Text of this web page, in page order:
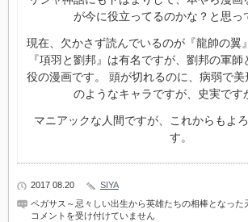
が今に役立ってるのかな？と思っ
現在、欠かさず読んでいるのが『龍帥の翼
『項羽と劉邦』は有名ですが、劉邦の軍
役の漫画です。 頭が切れるのに、病弱で
のようなキャラですが、史実です
マニアックな人間ですが、これからもよ
す。
2017 08.20
SIYA
ペガサス～忌々しい出生から英雄たちの相棒となった
コメントを受け付けていません